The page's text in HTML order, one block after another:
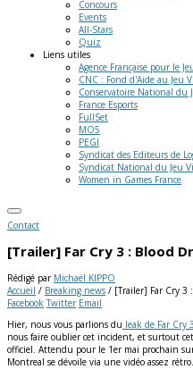
Concours
Events
All-Stars
Quiz
Liens utiles
Agence Française pour le
CNC : Fond d'Aide au Jeu
Conservatoire National du
France Esports
FullSet
MO5
PEGI
Syndicat des Editeurs de
Syndicat National du Jeu
Women in Games France
Contact
[Trailer] Far Cry 3 : Blood
Rédigé par Michaël KIPPO
Accueil / Breaking news / [Trailer] Far Cry 3
Facebook Twitter Email
Hier, nous vous parlions du leak de Far Cry
nous faire oublier cet incident, et surtout
officiel. Attendu pour le 1er mai prochain
Montreal se dévoile via une vidéo assez rétro.